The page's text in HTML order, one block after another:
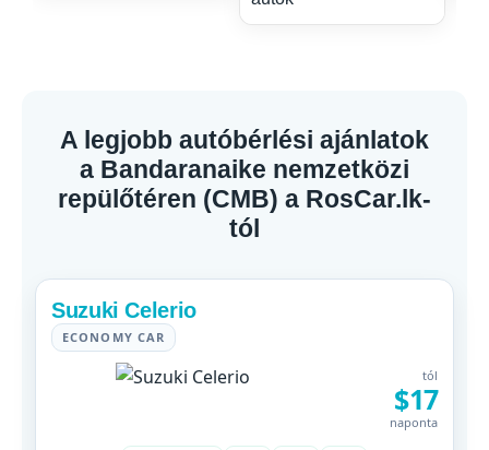
A legjobb autóbérlési ajánlatok
a Bandaranaike nemzetközi
repülőtéren (CMB) a RosCar.lk-
tól
Suzuki Celerio
ECONOMY CAR
tól
$17
naponta